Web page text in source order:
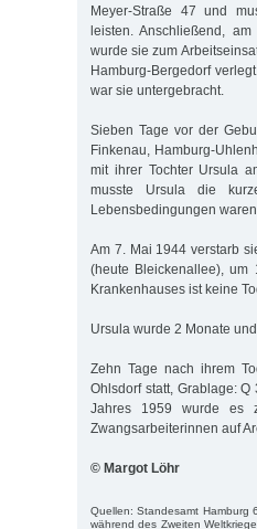
Meyer-Straße 47 und
leisten. Anschließend,
wurde sie zum
Hamburg-Bergedorf
war sie untergebracht.
Sieben Tage vor der
Finkenau, Hamburg-
mit ihrer Tochter Ursula
musste Ursula die
Lebensbedingungen
Am 7. Mai 1944 verstarb
(heute Bleickenallee), um
Krankenhauses ist keine
Ursula wurde 2 Monate und
Zehn Tage nach ihrem
Ohlsdorf statt, Grablage:
Jahres 1959 wurde es
Zwangsarbeiterinnen auf
© Margot Löhr
Quellen: Standesamt Hamburg
während des Zweiten